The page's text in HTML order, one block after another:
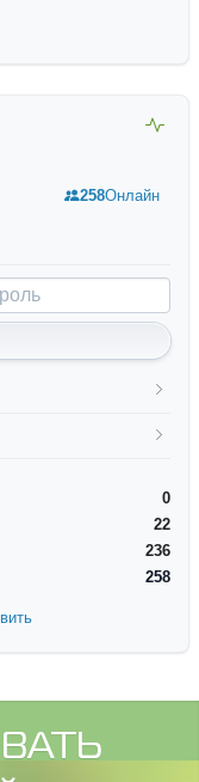
258Онлайн
0
22
236
258